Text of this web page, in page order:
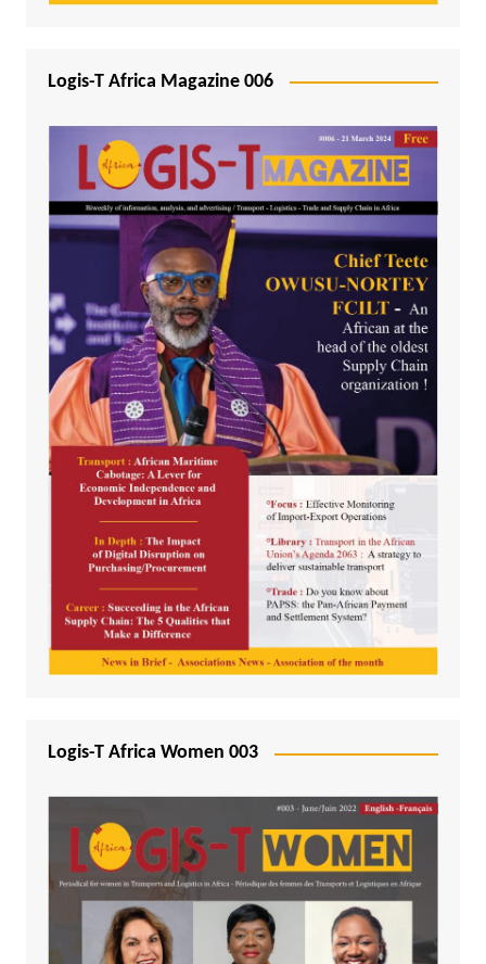
Logis-T Africa Magazine 006
Logis-T Africa Women 003